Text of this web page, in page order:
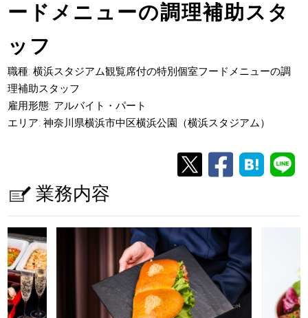
ードメニューの調理補助スタ
ッフ
職種: 横浜スタジアム観覧席付の特別個室フードメニューの調
理補助スタッフ
雇用形態: アルバイト・パート
エリア: 神奈川県横浜市中区横浜公園（横浜スタジアム）
業務内容